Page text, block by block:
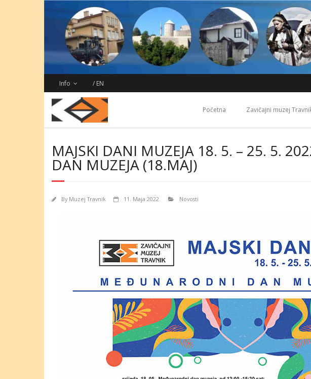
Info / EN
Početna Zavičajni muzej
MAJSKI DANI MUZEJA 18. 5. – 25. 5.
DAN MUZEJA (18.MAJ)
By Muzej Travnik 11. Maja 2022. Novosti